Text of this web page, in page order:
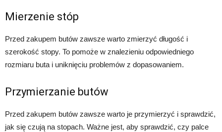
Mierzenie stóp
Przed zakupem butów zawsze warto zmierzyć długość i
szerokość stopy. To pomoże w znalezieniu odpowiedniego
rozmiaru buta i uniknięciu problemów z dopasowaniem.
Przymierzanie butów
Przed zakupem butów zawsze warto je przymierzyć i sprawdzić,
jak się czują na stopach. Ważne jest, aby sprawdzić, czy palce